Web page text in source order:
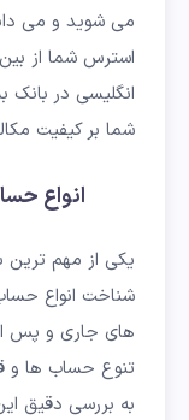
می شوید و می
استرس شما از
انگلیسی در بانک
شما بر کیفیت
انواع
یکی از مهم
شناخت انواع
های جاری و پس
تنوع حساب ها و
به بررسی دقیق